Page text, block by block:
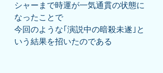
シャーまで時運が一気通貫の状態に
なったことで
今回のような｢演説中の暗殺未遂｣と
いう結果を招いたのである